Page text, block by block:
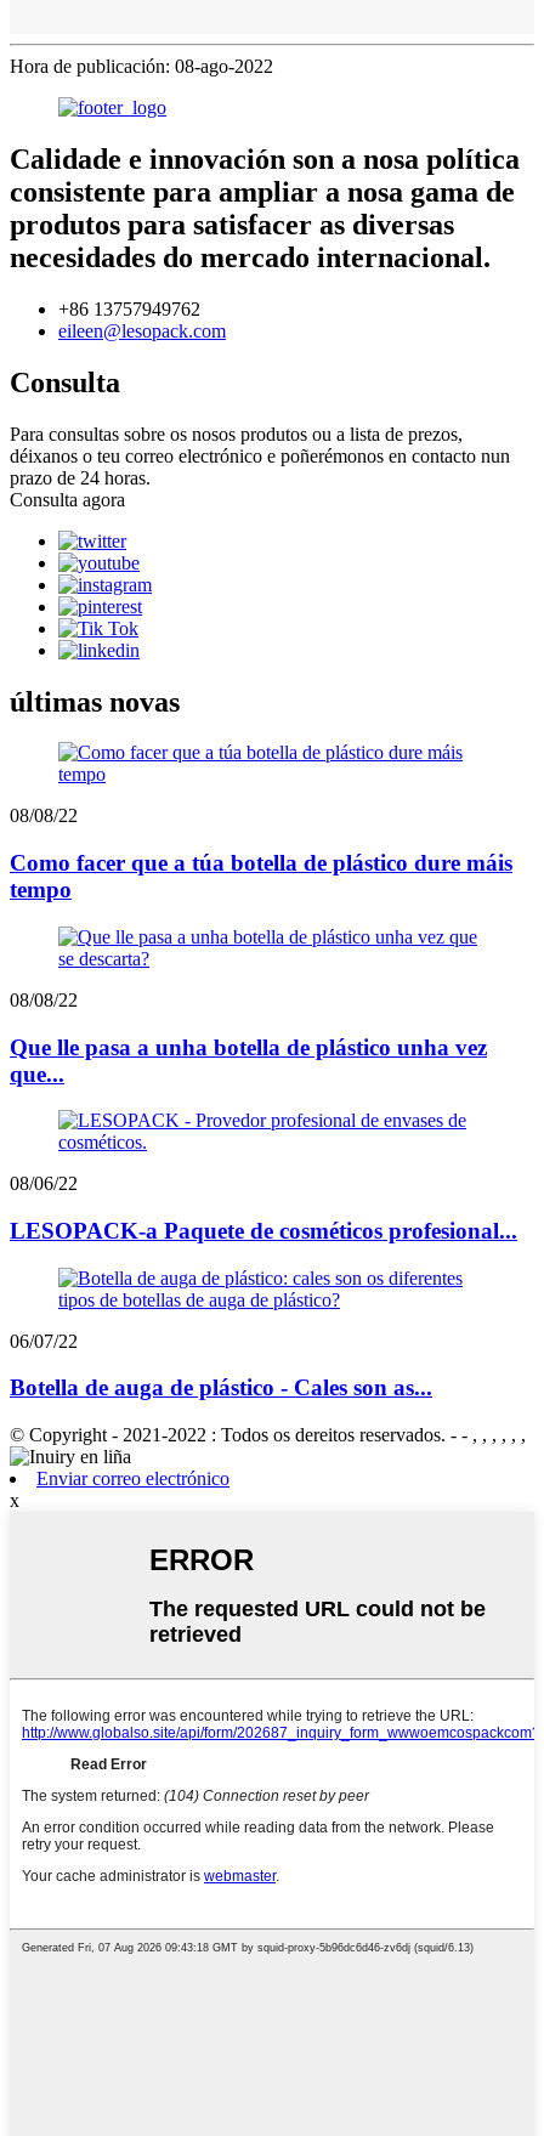
Hora de publicación: 08-ago-2022
Calidade e innovación son a nosa política
consistente para ampliar a nosa gama de
produtos para satisfacer as diversas
necesidades do mercado internacional.
+86 13757949762
eileen@lesopack.com
Consulta
Para consultas sobre os nosos produtos ou a lista de prezos,
déixanos o teu correo electrónico e poñerémonos en contacto nun
prazo de 24 horas.
Consulta agora
últimas novas
08/08/22
Como facer que a túa botella de plástico dure máis
tempo
08/08/22
Que lle pasa a unha botella de plástico unha vez
que...
08/06/22
LESOPACK-a Paquete de cosméticos profesional...
06/07/22
Botella de auga de plástico - Cales son as...
© Copyright - 2021-2022 : Todos os dereitos reservados. - - , , , , , ,
Enviar correo electrónico
x